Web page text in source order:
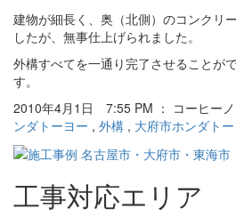
建物が細長く、奥（北側）のコンクリ
したが、無事仕上げられました。
外構すべてを一通り完了させることが
す。
2010年4月1日 7:55 PM ： コーヒーノ
ンダトーヨー , 外構 , 大府市ホンダト
工事対応エリア